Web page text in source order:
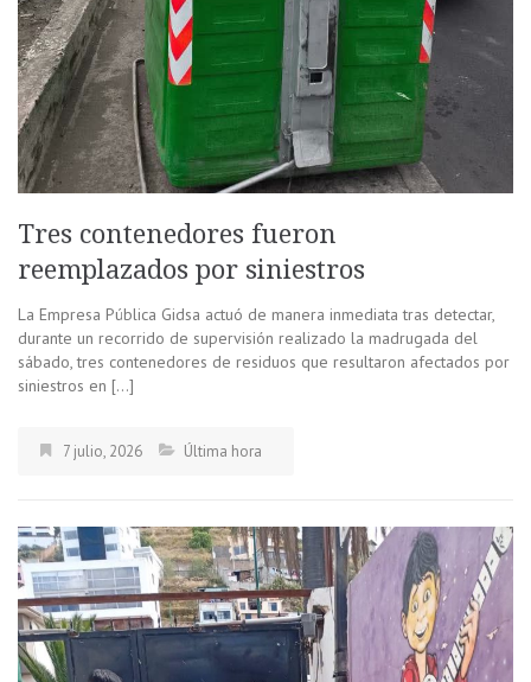
Tres contenedores fueron
reemplazados por siniestros
La Empresa Pública Gidsa actuó de manera inmediata tras detectar,
durante un recorrido de supervisión realizado la madrugada del
sábado, tres contenedores de residuos que resultaron afectados por
siniestros en […]
7 julio, 2026 Última hora